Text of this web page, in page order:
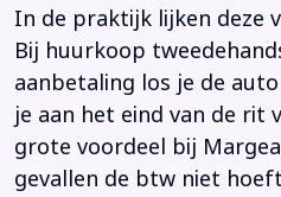
In de praktijk lijken deze
Bij huurkoop
aanbetaling los je de
je aan het eind van de rit
grote voordeel bij
gevallen de btw niet